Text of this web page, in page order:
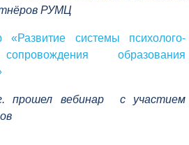
РУМЦ
«Развитие системы психолого-
сопровождения образования
прошел вебинар с участием